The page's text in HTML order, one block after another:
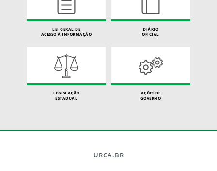
LEI GERAL DE
ACESSO À INFORMAÇÃO
DIÁRIO
OFICIAL
LEGISLAÇÃO
ESTADUAL
AÇÕES DE
GOVERNO
URCA.BR